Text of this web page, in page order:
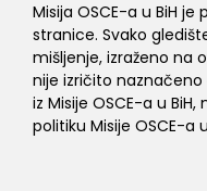
Misija OSCE-a u BiH
stranice. Svako
mišljenje, izraženo na
nije izričito
iz Misije OSCE-a u
politiku Misije OSCE-a